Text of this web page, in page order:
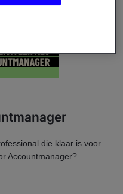
die klaar is voor
Accountmanager?